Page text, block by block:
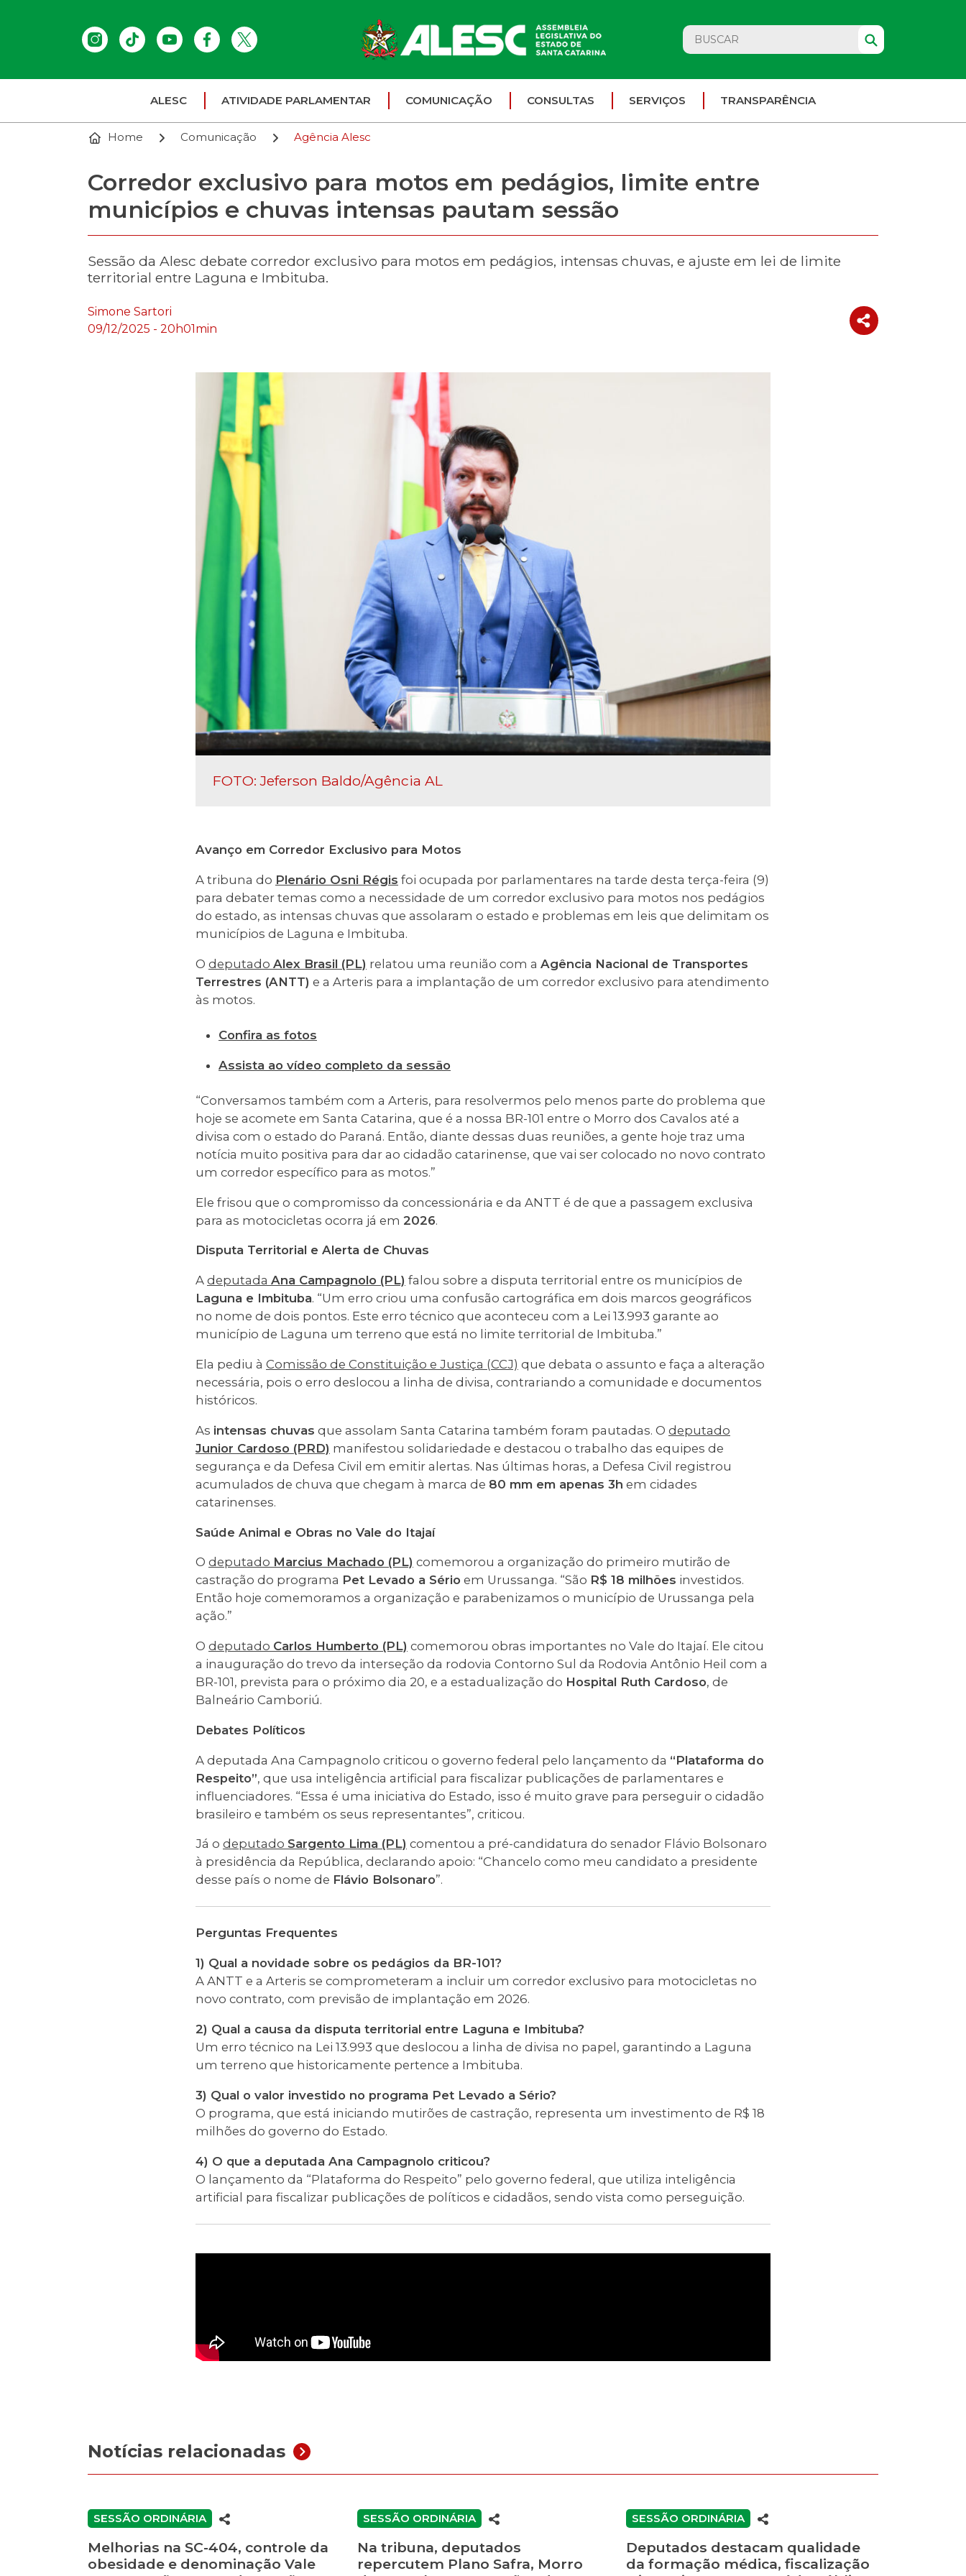
ALESC ATIVIDADE PARLAMENTAR COMUNICAÇÃO CONSULTAS SERVIÇOS TRANSPARÊNCIA
Home Comunicação Agência Alesc
Corredor exclusivo para motos em pedágios, limite entre
municípios e chuvas intensas pautam sessão
Sessão da Alesc debate corredor exclusivo para motos em pedágios, intensas chuvas, e ajuste em lei de limite
territorial entre Laguna e Imbituba.
Simone Sartori
09/12/2025 - 20h01min
FOTO: Jeferson Baldo/Agência AL
Avanço em Corredor Exclusivo para Motos
A tribuna do Plenário Osni Régis foi ocupada por parlamentares na tarde desta terça-feira (9)
para debater temas como a necessidade de um corredor exclusivo para motos nos pedágios
do estado, as intensas chuvas que assolaram o estado e problemas em leis que delimitam os
municípios de Laguna e Imbituba.
O deputado Alex Brasil (PL) relatou uma reunião com a Agência Nacional de Transportes
Terrestres (ANTT) e a Arteris para a implantação de um corredor exclusivo para atendimento
às motos.
Confira as fotos
Assista ao vídeo completo da sessão
“Conversamos também com a Arteris, para resolvermos pelo menos parte do problema que
hoje se acomete em Santa Catarina, que é a nossa BR-101 entre o Morro dos Cavalos até a
divisa com o estado do Paraná. Então, diante dessas duas reuniões, a gente hoje traz uma
notícia muito positiva para dar ao cidadão catarinense, que vai ser colocado no novo contrato
um corredor específico para as motos.”
Ele frisou que o compromisso da concessionária e da ANTT é de que a passagem exclusiva
para as motocicletas ocorra já em 2026.
Disputa Territorial e Alerta de Chuvas
A deputada Ana Campagnolo (PL) falou sobre a disputa territorial entre os municípios de
Laguna e Imbituba. “Um erro criou uma confusão cartográfica em dois marcos geográficos
no nome de dois pontos. Este erro técnico que aconteceu com a Lei 13.993 garante ao
município de Laguna um terreno que está no limite territorial de Imbituba.”
Ela pediu à Comissão de Constituição e Justiça (CCJ) que debata o assunto e faça a alteração
necessária, pois o erro deslocou a linha de divisa, contrariando a comunidade e documentos
históricos.
As intensas chuvas que assolam Santa Catarina também foram pautadas. O deputado
Junior Cardoso (PRD) manifestou solidariedade e destacou o trabalho das equipes de
segurança e da Defesa Civil em emitir alertas. Nas últimas horas, a Defesa Civil registrou
acumulados de chuva que chegam à marca de 80 mm em apenas 3h em cidades
catarinenses.
Saúde Animal e Obras no Vale do Itajaí
O deputado Marcius Machado (PL) comemorou a organização do primeiro mutirão de
castração do programa Pet Levado a Sério em Urussanga. “São R$ 18 milhões investidos.
Então hoje comemoramos a organização e parabenizamos o município de Urussanga pela
ação.”
O deputado Carlos Humberto (PL) comemorou obras importantes no Vale do Itajaí. Ele citou
a inauguração do trevo da interseção da rodovia Contorno Sul da Rodovia Antônio Heil com a
BR-101, prevista para o próximo dia 20, e a estadualização do Hospital Ruth Cardoso, de
Balneário Camboriú.
Debates Políticos
A deputada Ana Campagnolo criticou o governo federal pelo lançamento da “Plataforma do
Respeito”, que usa inteligência artificial para fiscalizar publicações de parlamentares e
influenciadores. “Essa é uma iniciativa do Estado, isso é muito grave para perseguir o cidadão
brasileiro e também os seus representantes”, criticou.
Já o deputado Sargento Lima (PL) comentou a pré-candidatura do senador Flávio Bolsonaro
à presidência da República, declarando apoio: “Chancelo como meu candidato a presidente
desse país o nome de Flávio Bolsonaro”.
Perguntas Frequentes
1) Qual a novidade sobre os pedágios da BR-101?
A ANTT e a Arteris se comprometeram a incluir um corredor exclusivo para motocicletas no
novo contrato, com previsão de implantação em 2026.
2) Qual a causa da disputa territorial entre Laguna e Imbituba?
Um erro técnico na Lei 13.993 que deslocou a linha de divisa no papel, garantindo a Laguna
um terreno que historicamente pertence a Imbituba.
3) Qual o valor investido no programa Pet Levado a Sério?
O programa, que está iniciando mutirões de castração, representa um investimento de R$ 18
milhões do governo do Estado.
4) O que a deputada Ana Campagnolo criticou?
O lançamento da “Plataforma do Respeito” pelo governo federal, que utiliza inteligência
artificial para fiscalizar publicações de políticos e cidadãos, sendo vista como perseguição.
Notícias relacionadas
SESSÃO ORDINÁRIA
Melhorias na SC-404, controle da
obesidade e denominação Vale
SESSÃO ORDINÁRIA
Na tribuna, deputados
repercutem Plano Safra, Morro
SESSÃO ORDINÁRIA
Deputados destacam qualidade
da formação médica, fiscalização